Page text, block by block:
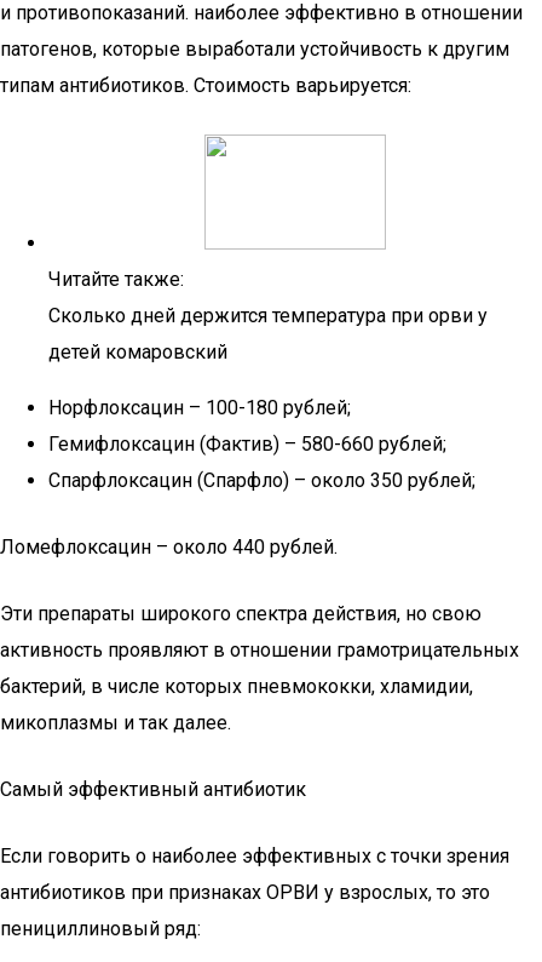
и противопоказаний. наиболее эффективно в отношении
патогенов, которые выработали устойчивость к другим
типам антибиотиков. Стоимость варьируется:
Читайте также:
Сколько дней держится температура при орви у
детей комаровский
Норфлоксацин – 100-180 рублей;
Гемифлоксацин (Фактив) – 580-660 рублей;
Спарфлоксацин (Спарфло) – около 350 рублей;
Ломефлоксацин – около 440 рублей.
Эти препараты широкого спектра действия, но свою
активность проявляют в отношении грамотрицательных
бактерий, в числе которых пневмококки, хламидии,
микоплазмы и так далее.
Самый эффективный антибиотик
Если говорить о наиболее эффективных с точки зрения
антибиотиков при признаках ОРВИ у взрослых, то это
пенициллиновый ряд: